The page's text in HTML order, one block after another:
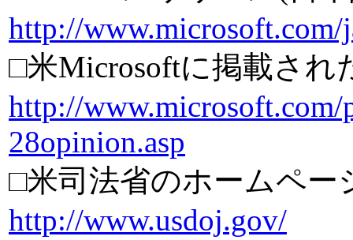
http://www.microsoft.com/
□米Microsoftに掲載され
http://www.microsoft.com/
28opinion.asp
□米司法省のホームペー
http://www.usdoj.gov/